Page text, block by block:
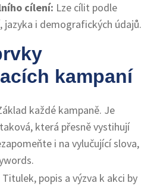
cílení: Lze cílit podle
jazyka i demografických údajů.
kampaní
každé kampaně. Je
která přesně vystihují
i na vylučující slova,
Titulek, popis a výzva k akci by